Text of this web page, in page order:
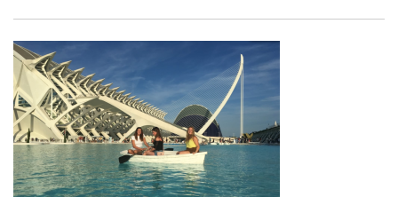
LUSTRUM VIII
LEDEN